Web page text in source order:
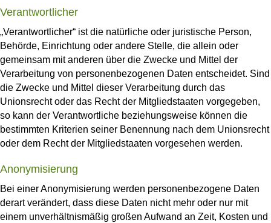
Verantwortlicher
„Verantwortlicher“ ist die natürliche oder juristische Person,
Behörde, Einrichtung oder andere Stelle, die allein oder
gemeinsam mit anderen über die Zwecke und Mittel der
Verarbeitung von personenbezogenen Daten entscheidet. Sind
die Zwecke und Mittel dieser Verarbeitung durch das
Unionsrecht oder das Recht der Mitgliedstaaten vorgegeben,
so kann der Verantwortliche beziehungsweise können die
bestimmten Kriterien seiner Benennung nach dem Unionsrecht
oder dem Recht der Mitgliedstaaten vorgesehen werden.
Anonymisierung
Bei einer Anonymisierung werden personenbezogene Daten
derart verändert, dass diese Daten nicht mehr oder nur mit
einem unverhältnismäßig großen Aufwand an Zeit, Kosten und